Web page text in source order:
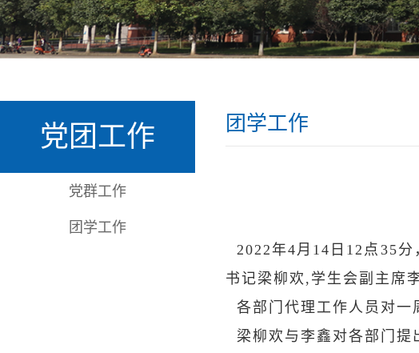
党团工作
党群工作
团学工作
团学工作
2022年4月14日12点35
书记梁柳欢,学生会副主席
各部门代理工作人员对一
梁柳欢与李鑫对各部门提